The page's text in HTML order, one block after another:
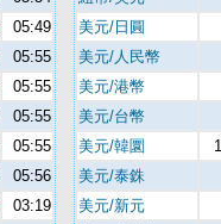
05:49
05:55
05:55
05:55
05:55
05:56
03:19
美元/日圓
美元/人民幣
美元/港幣
美元/台幣
美元/韓圜
美元/泰銖
美元/新元